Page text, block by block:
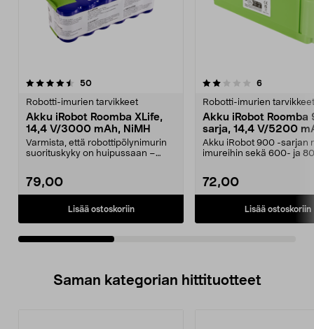
50arvostelut
Robotti-imurien tarvikkeet
Akku iRobot Roomba XLife,
14,4 V/3000 mAh, NiMH
Varmista, että robottipölynimurin
suorituskyky on huipussaan –
79,00
Lisää ostoskoriin
2.0viidestä
6arvostelut
Robotti-imurien tarvikkeet
Akku iRobot
sarja, 14,4 V/5200
Ion
Akku iRobot 900 -sarjan
imureihin sekä 600- ja
72,00
Lisää ostoskoriin
3.5viidestä
Saman kategorian hittituotteet